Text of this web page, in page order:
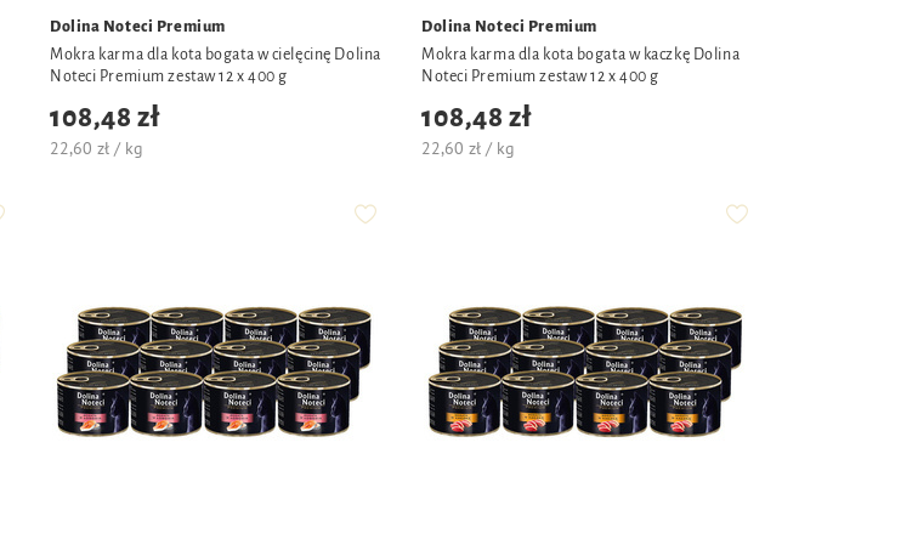
Dolina Noteci Premium
Mokra karma dla kota bogata w cielęcinę Dolina
Noteci Premium zestaw 12 x 400 g
108,48 zł
22,60 zł / kg
Dolina Noteci Premium
Mokra karma dla kota bogata w kaczkę Dolina
Noteci Premium zestaw 12 x 400 g
108,48 zł
22,60 zł / kg